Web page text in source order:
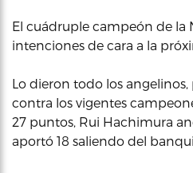
El cuádruple campeón de la
intenciones de cara a la
Lo dieron todo los
contra los vigentes
27 puntos, Rui Hachimura
aportó 18 saliendo del